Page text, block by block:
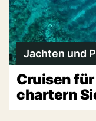
Jachten und
Cruisen
chartern